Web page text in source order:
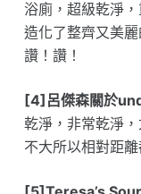
浴廁，超級乾淨
造化了整齊又美
讚！讚！
[4]呂傑森關於
乾淨，非常乾淨
不大所以相對距